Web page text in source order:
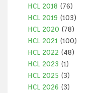
HCL 2018 (76)
HCL 2019 (103)
HCL 2020 (78)
HCL 2021 (100)
HCL 2022 (48)
HCL 2023 (1)
HCL 2025 (3)
HCL 2026 (3)